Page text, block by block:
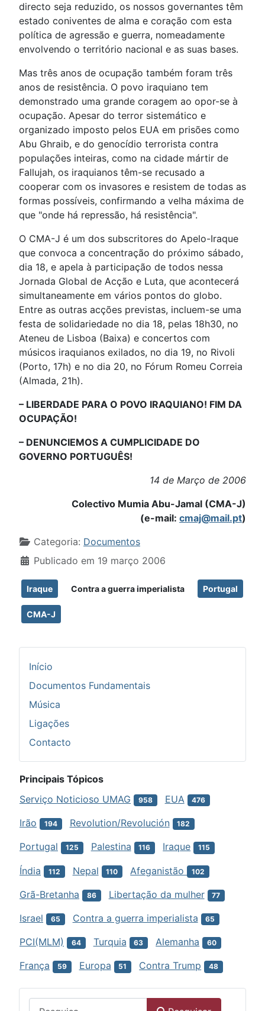
directo seja reduzido, os nossos governantes têm
estado coniventes de alma e coração com esta
política de agressão e guerra, nomeadamente
envolvendo o território nacional e as suas bases.
Mas três anos de ocupação também foram três
anos de resistência. O povo iraquiano tem
demonstrado uma grande coragem ao opor-se à
ocupação. Apesar do terror sistemático e
organizado imposto pelos EUA em prisões como
Abu Ghraib, e do genocídio terrorista contra
populações inteiras, como na cidade mártir de
Fallujah, os iraquianos têm-se recusado a
cooperar com os invasores e resistem de todas as
formas possíveis, confirmando a velha máxima de
que "onde há repressão, há resistência".
O CMA-J é um dos subscritores do Apelo-Iraque
que convoca a concentração do próximo sábado,
dia 18, e apela à participação de todos nessa
Jornada Global de Acção e Luta, que acontecerá
simultaneamente em vários pontos do globo.
Entre as outras acções previstas, incluem-se uma
festa de solidariedade no dia 18, pelas 18h30, no
Ateneu de Lisboa (Baixa) e concertos com
músicos iraquianos exilados, no dia 19, no Rivoli
(Porto, 17h) e no dia 20, no Fórum Romeu Correia
(Almada, 21h).
– LIBERDADE PARA O POVO IRAQUIANO! FIM DA
OCUPAÇÃO!
– DENUNCIEMOS A CUMPLICIDADE DO
GOVERNO PORTUGUÊS!
14 de Março de 2006
Colectivo Mumia Abu-Jamal (CMA-J)
(e-mail: cmaj@mail.pt)
Detalhes
Categoria: Documentos
Publicado em 19 março 2006
Iraque Contra a guerra imperialista Portugal
CMA-J
Início
Documentos Fundamentais
Música
Ligações
Contacto
Principais Tópicos
Serviço Noticioso UMAG
958 EUA 476
Irão 194 Revolution/Revolución 182
Portugal 125 Palestina 116 Iraque 115
Índia 112 Nepal 110 Afeganistão 102
Grã-Bretanha 86 Libertação da mulher 77
Israel 65 Contra a guerra imperialista 65
PCI(MLM) 64 Turquia 63 Alemanha 60
França 59 Europa 51 Contra Trump 48